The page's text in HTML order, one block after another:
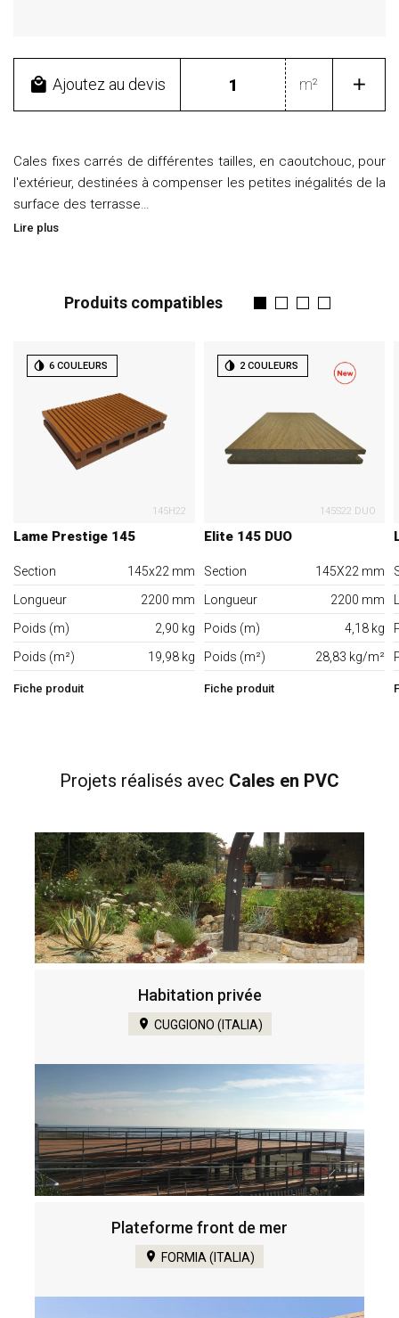
Ajoutez au devis m²
Cales fixes carrés de différentes tailles, en caoutchouc, pour
l'extérieur, destinées à compenser les petites inégalités de la
surface des terrasse…
Lire plus
Produits compatibles
145H22
6 COULEURS
Lame Prestige 145
Section
145x22 mm
Longueur
2200 mm
Poids (m)
2,90 kg
Poids (m²)
19,98 kg
Fiche produit
145S22 DUO
2 COULEURS
Elite 145 DUO
Section
145X22 mm
Longueur
2200 mm
Poids (m)
4,18 kg
Poids (m²)
28,83 kg/m²
Fiche produit
Projets réalisés avec Cales en PVC
Habitation privée
CUGGIONO (ITALIA)
Plateforme front de mer
FORMIA (ITALIA)